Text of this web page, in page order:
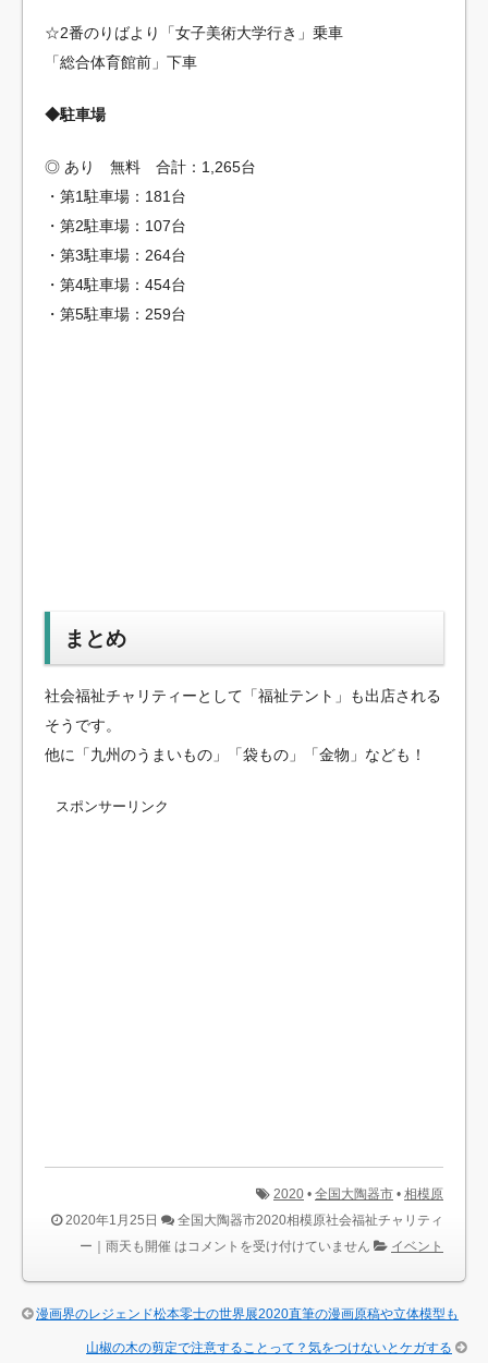
☆2番のりばより「女子美術大学行き」乗車
「総合体育館前」下車
◆駐車場
◎ あり 無料 合計：1,265台
・第1駐車場：181台
・第2駐車場：107台
・第3駐車場：264台
・第4駐車場：454台
・第5駐車場：259台
まとめ
社会福祉チャリティーとして「福祉テント」も出店される
そうです。
他に「九州のうまいもの」「袋もの」「金物」なども！
スポンサーリンク
2020 • 全国大陶器市 • 相模原
2020年1月25日
全国大陶器市2020相模原社会福祉チャリティ
ー｜雨天も開催 は コメントを受け付けていません イベント
漫画界のレジェンド松本零士の世界展2020直筆の漫画原稿や立体模型も
山椒の木の剪定で注意することって？気をつけないとケガする